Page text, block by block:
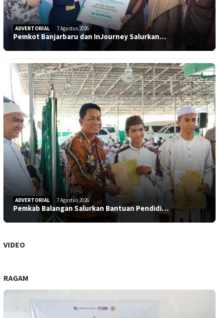
ADVERTORIAL 7 Agustus 2026
Pemkot Banjarbaru dan InJourney Salurkan…
ADVERTORIAL 7 Agustus 2026
Pemkab Balangan Salurkan Bantuan Pendidi…
VIDEO
RAGAM